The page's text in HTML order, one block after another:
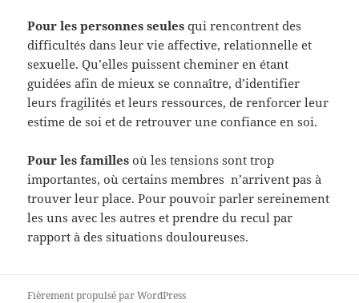
Pour les personnes seules qui rencontrent des
difficultés dans leur vie affective, relationnelle et
sexuelle. Qu’elles puissent cheminer en étant
guidées afin de mieux se connaître, d’identifier
leurs fragilités et leurs ressources, de renforcer leur
estime de soi et de retrouver une confiance en soi.
Pour les familles où les tensions sont trop
importantes, où certains membres n’arrivent pas à
trouver leur place. Pour pouvoir parler sereinement
les uns avec les autres et prendre du recul par
rapport à des situations douloureuses.
Fièrement propulsé par WordPress